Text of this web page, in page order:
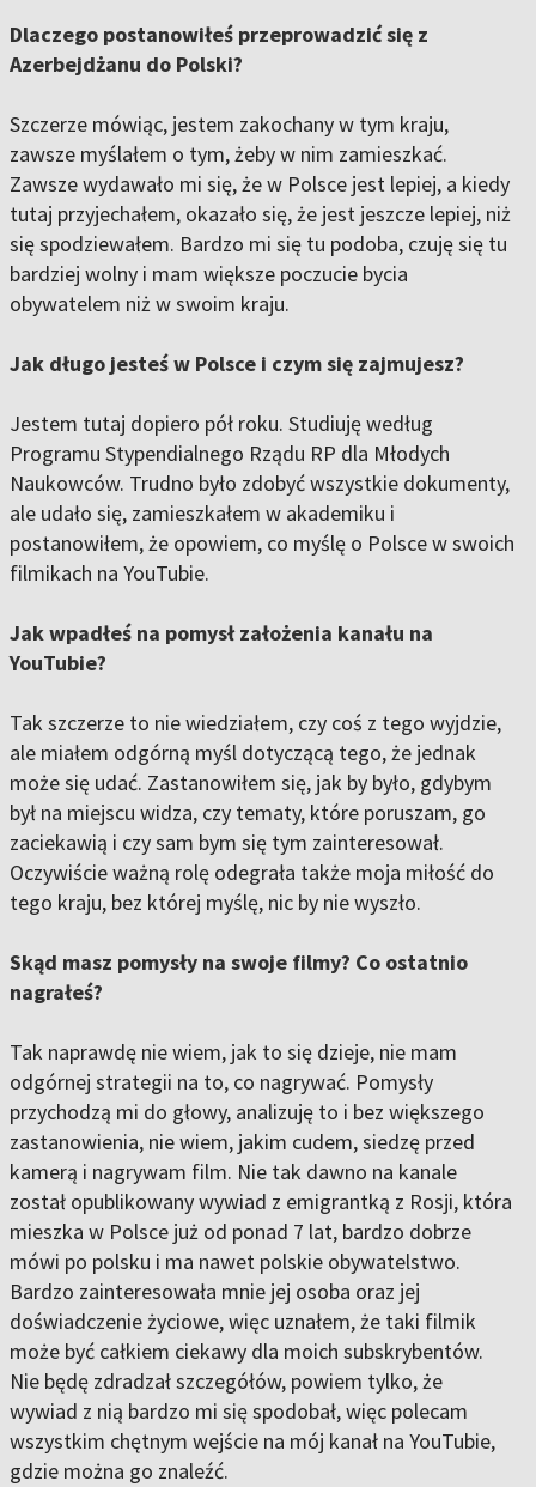
Dlaczego postanowiłeś przeprowadzić się z
Azerbejdżanu do Polski?
Szczerze mówiąc, jestem zakochany w tym kraju,
zawsze myślałem o tym, żeby w nim zamieszkać.
Zawsze wydawało mi się, że w Polsce jest lepiej, a kiedy
tutaj przyjechałem, okazało się, że jest jeszcze lepiej, niż
się spodziewałem. Bardzo mi się tu podoba, czuję się tu
bardziej wolny i mam większe poczucie bycia
obywatelem niż w swoim kraju.
Jak długo jesteś w Polsce i czym się zajmujesz?
Jestem tutaj dopiero pół roku. Studiuję według
Programu Stypendialnego Rządu RP dla Młodych
Naukowców. Trudno było zdobyć wszystkie dokumenty,
ale udało się, zamieszkałem w akademiku i
postanowiłem, że opowiem, co myślę o Polsce w swoich
filmikach na YouTubie.
Jak wpadłeś na pomysł założenia kanału na
YouTubie?
Tak szczerze to nie wiedziałem, czy coś z tego wyjdzie,
ale miałem odgórną myśl dotyczącą tego, że jednak
może się udać. Zastanowiłem się, jak by było, gdybym
był na miejscu widza, czy tematy, które poruszam, go
zaciekawią i czy sam bym się tym zainteresował.
Oczywiście ważną rolę odegrała także moja miłość do
tego kraju, bez której myślę, nic by nie wyszło.
Skąd masz pomysły na swoje filmy? Co ostatnio
nagrałeś?
Tak naprawdę nie wiem, jak to się dzieje, nie mam
odgórnej strategii na to, co nagrywać. Pomysły
przychodzą mi do głowy, analizuję to i bez większego
zastanowienia, nie wiem, jakim cudem, siedzę przed
kamerą i nagrywam film. Nie tak dawno na kanale
został opublikowany wywiad z emigrantką z Rosji, która
mieszka w Polsce już od ponad 7 lat, bardzo dobrze
mówi po polsku i ma nawet polskie obywatelstwo.
Bardzo zainteresowała mnie jej osoba oraz jej
doświadczenie życiowe, więc uznałem, że taki filmik
może być całkiem ciekawy dla moich subskrybentów.
Nie będę zdradzał szczegółów, powiem tylko, że
wywiad z nią bardzo mi się spodobał, więc polecam
wszystkim chętnym wejście na mój kanał na YouTubie,
gdzie można go znaleźć.